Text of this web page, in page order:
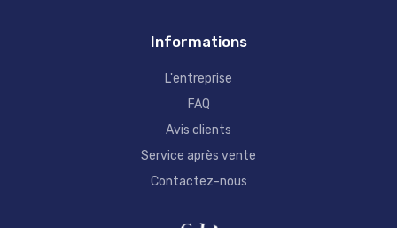
Informations
L'entreprise
FAQ
Avis clients
Service après vente
Contactez-nous